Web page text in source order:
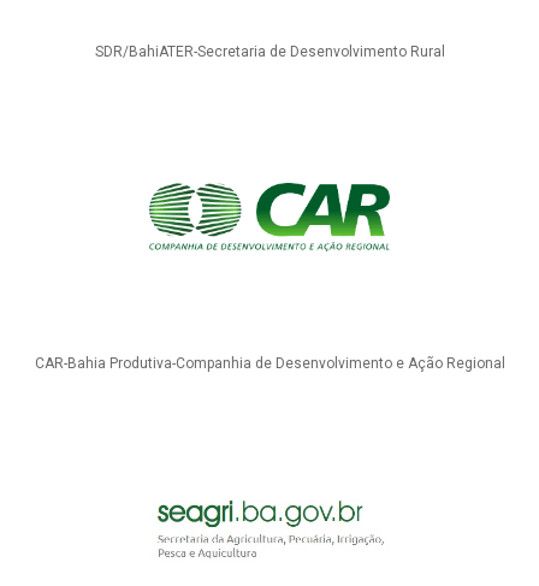
SDR/BahiATER-Secretaria de Desenvolvimento Rural
CAR-Bahia Produtiva-Companhia de Desenvolvimento e Ação Regional